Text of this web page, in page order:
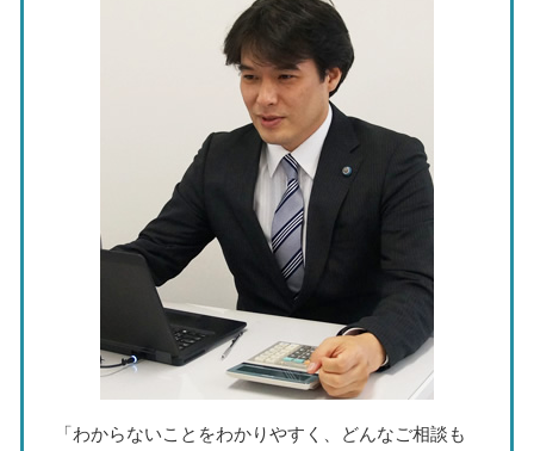
法人決算申告 税理士
事業承継税制 特例承継計画
中期経営計画 作り方
事業承継 認定機関
資金繰り 融資 種類
事業承継 税理士
資金繰り 税理士 相談 北名古屋市
税務相談 税理士 瀬戸市
事業承継 税理士 相談 愛知県
銀行対策 税理士 相談 東海市
経営計画 税理士 相談 瀬戸市
記帳代行 税理士 相談 瀬戸市
経営計画 税理士 相談 岐阜県
税務調査 税理士 相談 名古屋市
節税対策 税理士 相談 東海市
税務調査 税理士 相談 北名古屋市
「わからないことをわかりやすく、どんなご相談も